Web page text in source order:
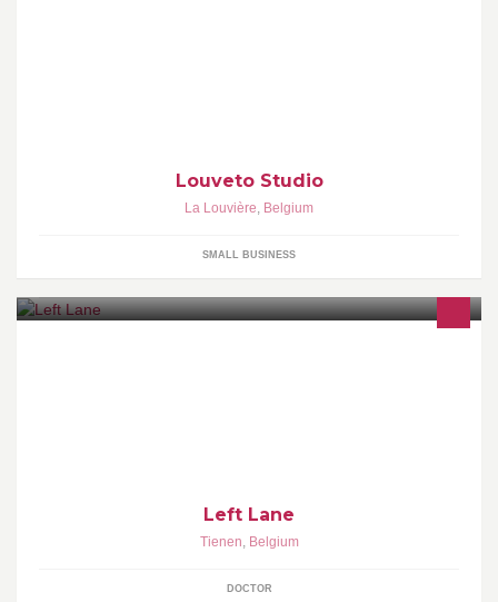
Louveto Studio
La Louvière, Belgium
SMALL BUSINESS
Left Lane
Tienen, Belgium
DOCTOR